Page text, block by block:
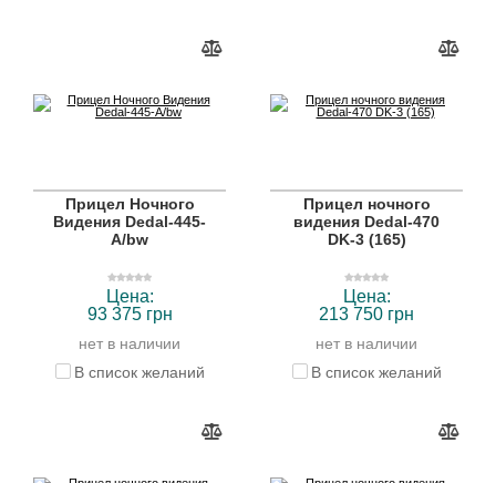
Прицел Ночного
Видения Dedal-445-
A/bw
Цена:
93 375 грн
нет в наличии
В список желаний
Прицел ночного
видения Dedal-470
DK-3 (165)
Цена:
213 750 грн
нет в наличии
В список желаний